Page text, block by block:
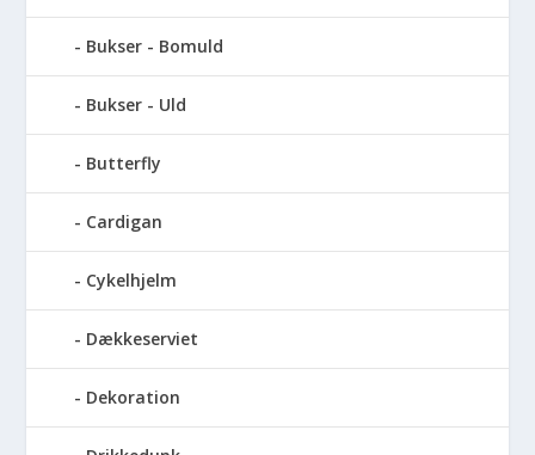
Bukser - Bomuld
Bukser - Uld
Butterfly
Cardigan
Cykelhjelm
Dækkeserviet
Dekoration